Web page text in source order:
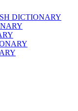
DICTIONARY